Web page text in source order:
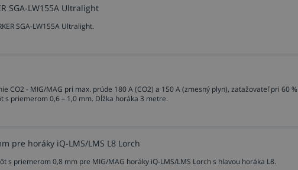
SGA-LW155A Ultralight
SGA-LW155A Ultralight.
CO2 - MIG/MAG pri max. prúde 180 A (CO2) a 150 A (zmesný plyn), zaťažovateľ pri 60 %
s priemerom 0,6 – 1,0 mm. Dĺžka horáka 3 metre.
pre horáky iQ-LMS/LMS L8 Lorch
s priemerom 0,8 mm pre MIG/MAG horáky iQ-LMS/LMS Lorch s hlavou horáka L8.